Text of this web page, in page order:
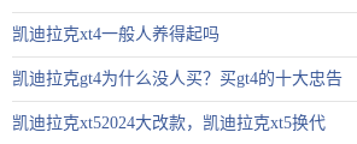
凯迪拉克xt4一般人养得起吗
凯迪拉克gt4为什么没人买？买gt4的十大忠告
凯迪拉克xt52024大改款，凯迪拉克xt5换代